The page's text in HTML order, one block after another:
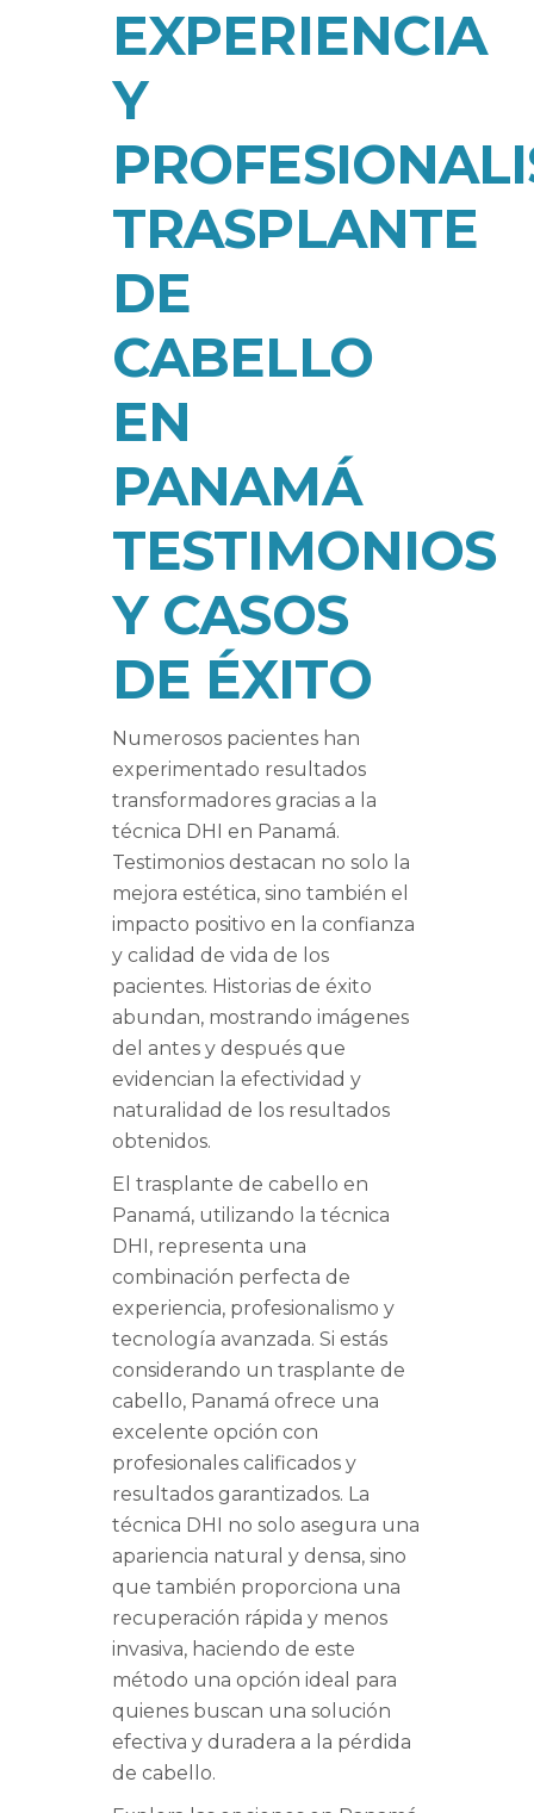
EXPERIENCIA
Y
TRASPLANTE
DE
CABELLO
EN
PANAMÁ
TESTIMONIOS
Y CASOS
DE ÉXITO
Numerosos pacientes han
experimentado resultados
transformadores gracias a la
técnica DHI en Panamá.
Testimonios destacan no solo la
mejora estética, sino también el
impacto positivo en la confianza
y calidad de vida de los
pacientes. Historias de éxito
abundan, mostrando imágenes
del antes y después que
evidencian la efectividad y
naturalidad de los resultados
obtenidos.
El trasplante de cabello en
Panamá, utilizando la técnica
DHI, representa una
combinación perfecta de
experiencia, profesionalismo y
tecnología avanzada. Si estás
considerando un trasplante de
cabello, Panamá ofrece una
excelente opción con
profesionales calificados y
resultados garantizados. La
técnica DHI no solo asegura una
apariencia natural y densa, sino
que también proporciona una
recuperación rápida y menos
invasiva, haciendo de este
método una opción ideal para
quienes buscan una solución
efectiva y duradera a la pérdida
de cabello.